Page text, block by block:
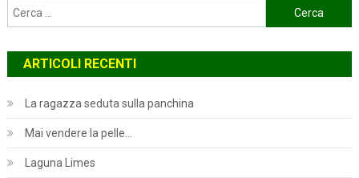
Ricerca
per:
ARTICOLI RECENTI
La ragazza seduta sulla panchina
Mai vendere la pelle…
Laguna Limes